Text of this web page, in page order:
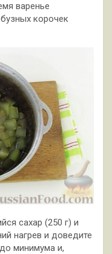
варенье
корочек
сахар (250 г) и
нагрев и доведите
минимума и,